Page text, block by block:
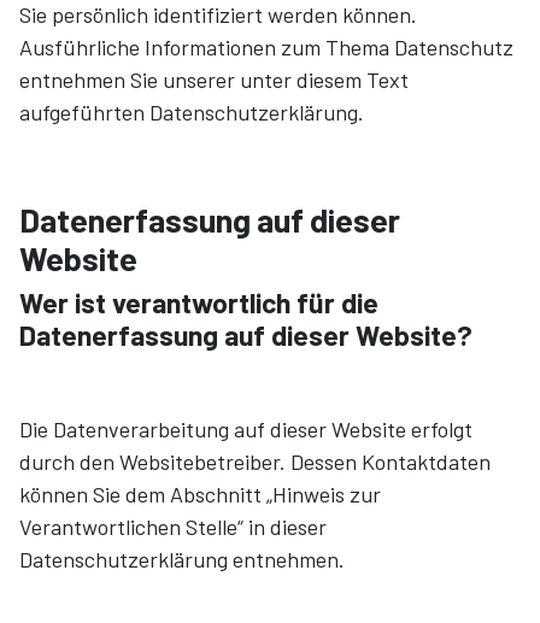
Sie persönlich identifiziert werden können.
Ausführliche Informationen zum Thema Datenschutz
entnehmen Sie unserer unter diesem Text
aufgeführten Datenschutzerklärung.
Datenerfassung auf dieser
Website
Wer ist verantwortlich für die
Datenerfassung auf dieser Website?
Die Datenverarbeitung auf dieser Website erfolgt
durch den Websitebetreiber. Dessen Kontaktdaten
können Sie dem Abschnitt „Hinweis zur
Verantwortlichen Stelle“ in dieser
Datenschutzerklärung entnehmen.